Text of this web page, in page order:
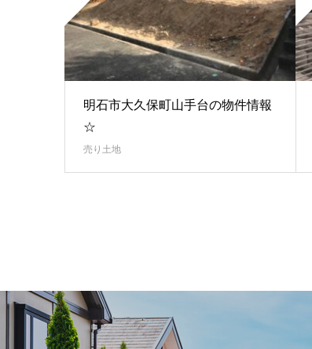
明石市大久保町山手台の物件情報
☆
売り土地